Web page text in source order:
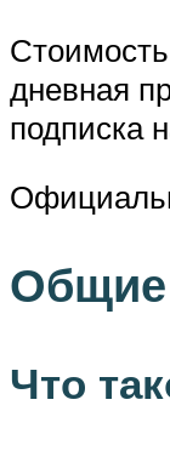
дневная
подписка
Общие
Что